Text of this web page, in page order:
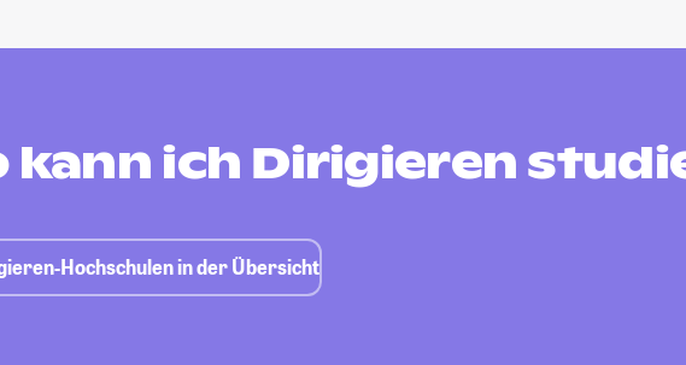
kann ich Dirigieren
Hochschulen in der Übersicht